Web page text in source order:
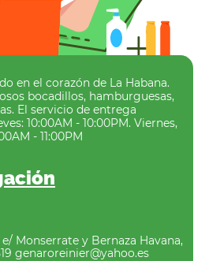
en el corazón de La Habana.
bocadillos, hamburguesas,
El servicio de entrega
10:00AM - 10:00PM. Viernes,
- 11:00PM
Monserrate y Bernaza Havana,
genaroreinier@yahoo.es